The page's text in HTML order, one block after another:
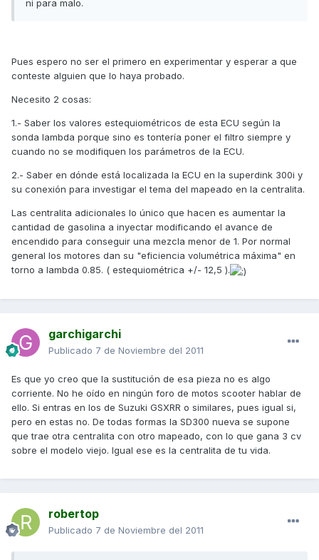
ni para malo.
Pues espero no ser el primero en experimentar y esperar a que
conteste alguien que lo haya probado.
Necesito 2 cosas:
1.- Saber los valores estequiométricos de esta ECU según la
sonda lambda porque sino es tontería poner el filtro siempre y
cuando no se modifiquen los parámetros de la ECU.
2.- Saber en dónde está localizada la ECU en la superdink 300i y
su conexión para investigar el tema del mapeado en la centralita.
Las centralita adicionales lo único que hacen es aumentar la
cantidad de gasolina a inyectar modificando el avance de
encendido para conseguir una mezcla menor de 1. Por normal
general los motores dan su "eficiencia volumétrica máxima" en
torno a lambda 0.85. ( estequiométrica +/- 12,5 ).
garchigarchi
Publicado 7 de Noviembre del 2011
Es que yo creo que la sustitución de esa pieza no es algo
corriente. No he oído en ningún foro de motos scooter hablar de
ello. Si entras en los de Suzuki GSXRR o similares, pues igual si,
pero en estas no. De todas formas la SD300 nueva se supone
que trae otra centralita con otro mapeado, con lo que gana 3 cv
sobre el modelo viejo. Igual ese es la centralita de tu vida.
robertop
Publicado 7 de Noviembre del 2011